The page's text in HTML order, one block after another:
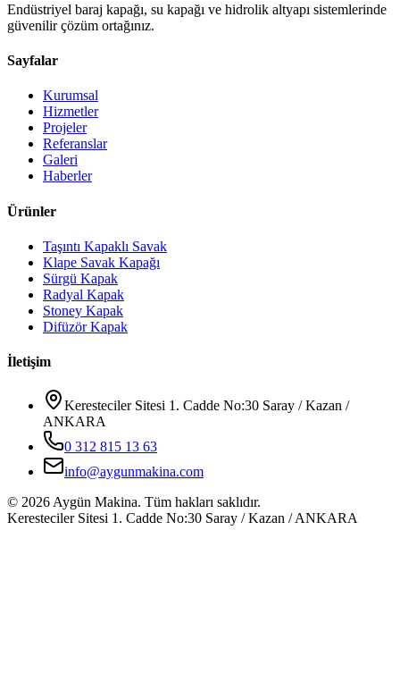
Endüstriyel baraj kapağı, su kapağı ve hidrolik altyapı sistemlerinde
güvenilir çözüm ortağınız.
Sayfalar
Kurumsal
Hizmetler
Projeler
Referanslar
Galeri
Haberler
Ürünler
Taşıntı Kapaklı Savak
Klape Savak Kapağı
Sürgü Kapak
Radyal Kapak
Stoney Kapak
Difüzör Kapak
İletişim
Keresteciler Sitesi 1. Cadde No:30 Saray / Kazan /
ANKARA
0 312 815 13 63
info@aygunmakina.com
© 2026Aygün Makina. Tüm hakları saklıdır.
Keresteciler Sitesi 1. Cadde No:30 Saray / Kazan / ANKARA